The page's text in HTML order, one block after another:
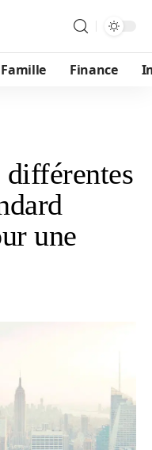
Famille Finance
différentes
une